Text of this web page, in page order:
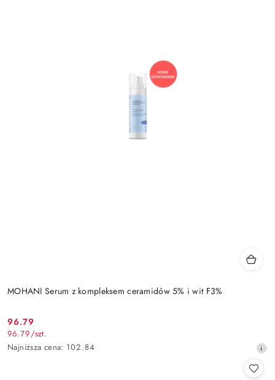
MOHANI Serum z kompleksem ceramidów 5% i wit F3%
Cena
promocyjna:
96.79
96.79/szt.
Najniższa
Najniższa cena: 102.84